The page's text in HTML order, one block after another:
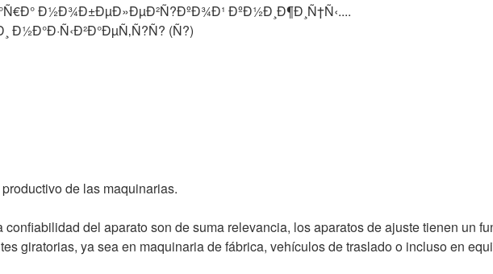
Ð½Ð¾Ð±ÐµÐ»ÐµÐ²Ñ?ÐºÐ¾Ð¹ ÐºÐ½Ð¸Ð¶Ð¸Ñ†Ñ‹....
Ð½Ð°Ð·Ñ‹Ð²Ð°ÐµÑ‚Ñ?Ñ? (Ñ?)
de las maquinarias.
del aparato son de suma relevancia, los aparatos de ajuste tienen un
giratorias, ya sea en maquinaria de fábrica, vehículos de traslado o incluso en